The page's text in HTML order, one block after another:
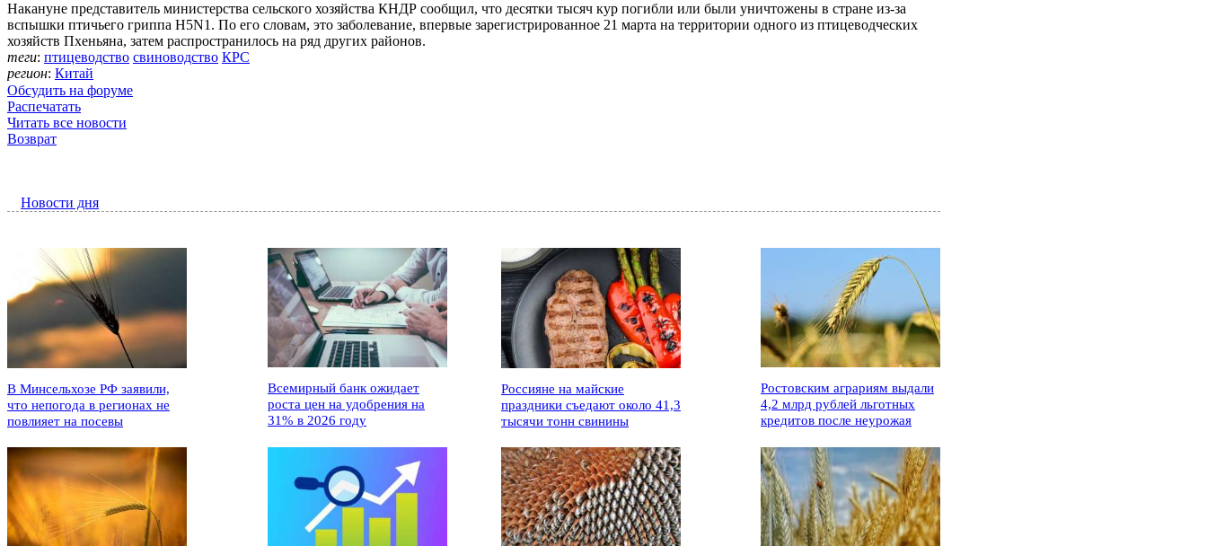
Накануне представитель министерства сельского хозяйства КНДР сообщил, что десятки тысяч кур погибли или были уничтожены в стране из-за
вспышки птичьего гриппа H5N1. По его словам, это заболевание, впервые зарегистрированное 21 марта на территории одного из птицеводческих
хозяйств Пхеньяна, затем распространилось на ряд других районов.
теги: птицеводство свиноводство КРС
регион: Китай
Обсудить на форуме
Распечатать
Читать все новости
Возврат
Новости дня
В Минсельхозе РФ заявили,
что непогода в регионах не
повлияет на посевы
Всемирный банк ожидает
роста цен на удобрения на
31% в 2026 году
Россияне на майские
праздники съедают около 41,3
тысячи тонн свинины
Ростовским аграриям выдали
4,2 млрд рублей льготных
кредитов после неурожая